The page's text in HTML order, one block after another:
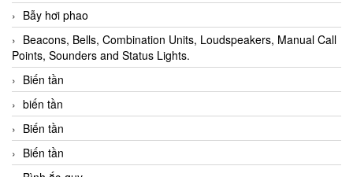
Bẫy hơi phao
Beacons, Bells, Combination Units, Loudspeakers, Manual Call
Points, Sounders and Status Lights.
Biến tần
biến tần
Biến tần
Biến tần